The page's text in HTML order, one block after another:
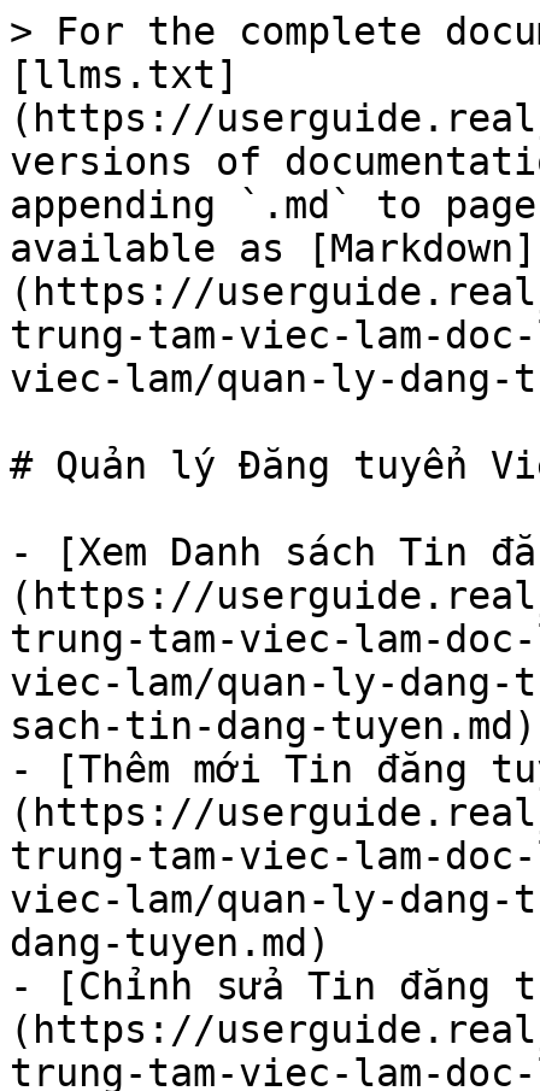
> For the complete
[llms.txt]
(https://
versions of
appending `.md` to
available as [Markdown]
(https://
trung-tam-viec-lam-
viec-lam/quan-ly-dang-
# Quản lý Đăng tuyển
- [Xem Danh sách Tin
(https://
trung-tam-viec-lam-
viec-lam/quan-ly-dang-
sach-tin-dang-tuyen.md)
- [Thêm mới Tin đăng
(https://
trung-tam-viec-lam-
viec-lam/quan-ly-
dang-tuyen.md)
- [Chỉnh sửa Tin đăng
(https://
trung-tam-viec-lam-